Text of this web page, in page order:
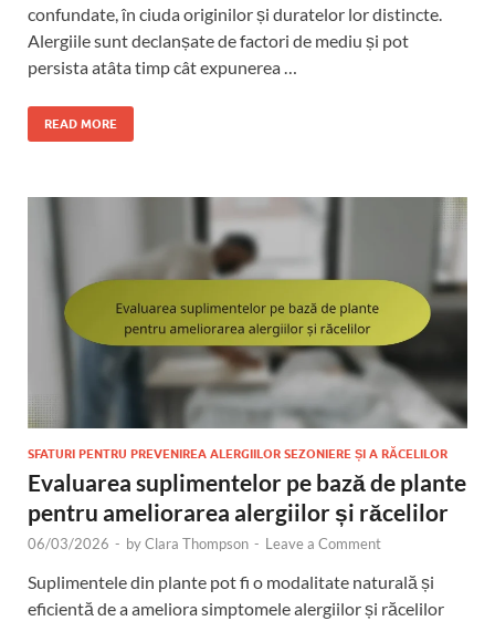
confundate, în ciuda originilor și duratelor lor distincte.
Alergiile sunt declanșate de factori de mediu și pot
persista atâta timp cât expunerea …
READ MORE
SFATURI PENTRU PREVENIREA ALERGIILOR SEZONIERE ȘI A RĂCELILOR
Evaluarea suplimentelor pe bază de plante
pentru ameliorarea alergiilor și răcelilor
06/03/2026 - byClara Thompson - Leave a Comment
Suplimentele din plante pot fi o modalitate naturală și
eficientă de a ameliora simptomele alergiilor și răcelilor